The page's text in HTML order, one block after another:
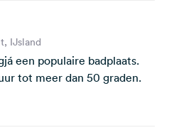
IJsland
een populaire badplaats.
tot meer dan 50 graden.